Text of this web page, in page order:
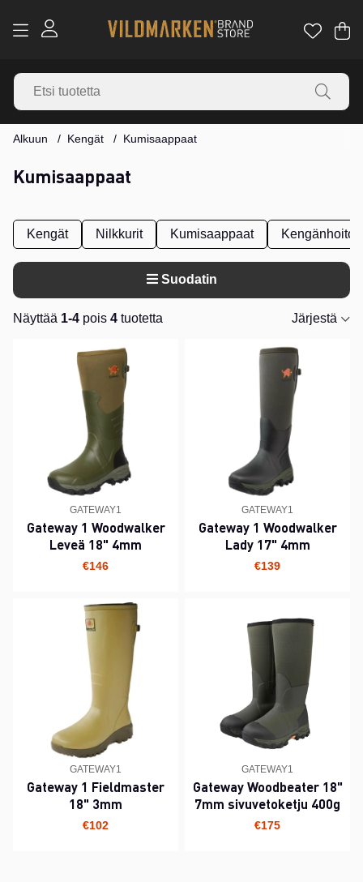
.
Alkuun Kengät Kumisaappaat
Kumisaappaat
Kengät Nilkkurit Kumisaappaat Kengänhoito
Suodatin
Näyttää 1-4 pois 4 tuotetta
Järjestä
GATEWAY1
Gateway 1 Woodwalker
Leveä 18" 4mm
€146
GATEWAY1
Gateway 1 Woodwalker
Lady 17" 4mm
€139
GATEWAY1
Gateway 1 Fieldmaster
18" 3mm
€102
GATEWAY1
Gateway Woodbeater 18"
7mm sivuvetoketju 400g
€175